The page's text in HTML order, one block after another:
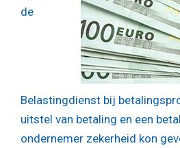
de
Belastingdienst bij
uitstel van betaling en een
ondernemer zekerheid kon